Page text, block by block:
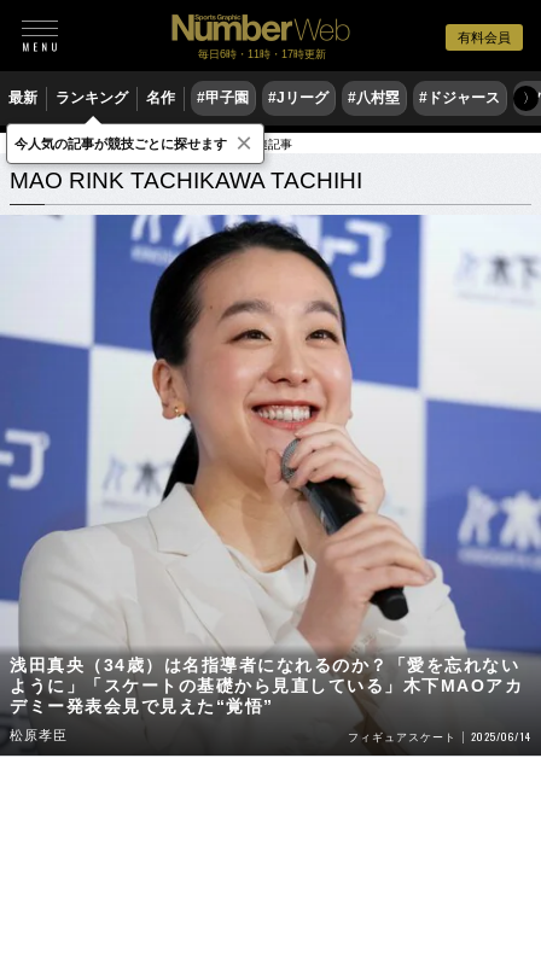
有料会員
毎日6時・11時・17時更新
最新 ランキング 名作 #甲子園 #Jリーグ #八村塁 #ドジャース #
〉
MAO RINK TACHIKAWA TACHIHI 関連記事
MAO RINK TACHIKAWA TACHIHI
浅田真央（34歳）は名指導者になれるのか？「愛を忘れない
ように」「スケートの基礎から見直している」木下MAOアカ
デミー発表会見で見えた“覚悟”
松原孝臣 フィギュアスケート 2025/06/14
今人気の記事が競技ごとに探せます ×